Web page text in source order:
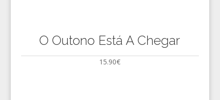
O Outono Está A Chegar
15.90€